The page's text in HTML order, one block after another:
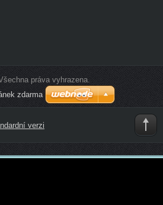
práva vyhrazena.
zdarma
verzi